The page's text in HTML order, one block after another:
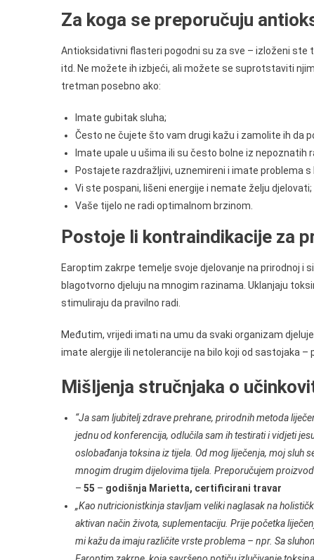
Za koga se preporučuju
Antioksidativni flasteri pogodni su za sve – izloženi ste
itd. Ne možete ih izbjeći, ali možete se suprotstaviti
tretman posebno ako:
Imate gubitak sluha;
Često ne čujete što vam drugi kažu i zamolite ih da
Imate upale u ušima ili su često bolne iz nepoznatih
Postajete razdražljivi, uznemireni i imate problema
Vi ste pospani, lišeni energije i nemate želju djelovati;
Vaše tijelo ne radi optimalnom brzinom.
Postoje li kontraindikacije za
Earoptim zakrpe temelje svoje djelovanje na prirodnoj i
blagotvorno djeluju na mnogim razinama. Uklanjaju
stimuliraju da pravilno radi.
Međutim, vrijedi imati na umu da svaki organizam
imate alergije ili netolerancije na bilo koji od sastojaka –
Mišljenja stručnjaka o
“Ja sam ljubitelj zdrave prehrane, prirodnih metoda
jednu od konferencija, odlučila sam ih testirati i vidjeti
oslobađanja toksina iz tijela. Od mog liječenja, moj sluh
mnogim drugim dijelovima tijela. Preporučujem
– 55 – godišnja Marietta, certificirani travar
„Kao nutricionistkinja stavljam veliki naglasak na
aktivan način života, suplementaciju. Prije početka
mi kažu da imaju različite vrste problema – npr. Sa